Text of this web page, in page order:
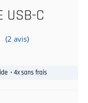
USB-C
(2 avis)
• 4x sans frais